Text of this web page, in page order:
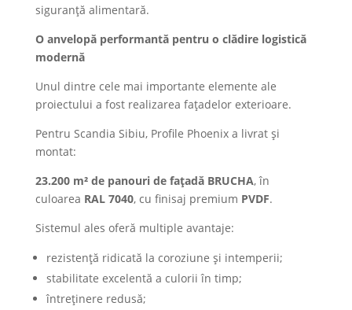
siguranță alimentară.
O anvelopă performantă pentru o clădire logistică
modernă
Unul dintre cele mai importante elemente ale
proiectului a fost realizarea fațadelor exterioare.
Pentru Scandia Sibiu, Profile Phoenix a livrat și
montat:
23.200 m² de panouri de fațadă BRUCHA, în
culoarea RAL 7040, cu finisaj premium PVDF.
Sistemul ales oferă multiple avantaje:
rezistență ridicată la coroziune și intemperii;
stabilitate excelentă a culorii în timp;
întreținere redusă;